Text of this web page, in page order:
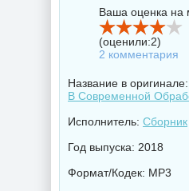
Ваша оценка на
(оценили:2)
2 комментария
Название в оригинале:
В Современной
Исполнитель: Сборник
Год выпуска: 2018
Формат/Кодек: MP3